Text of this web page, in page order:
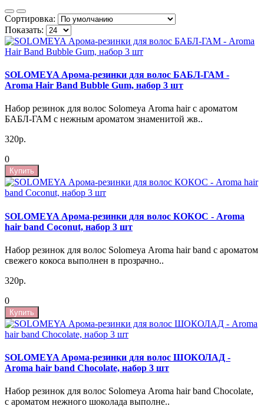
Сортировка:
Показать:
SOLOMEYA Арома-резинки для волос БАБЛ-ГАМ -
Aroma Hair Band Bubble Gum, набор 3 шт
Набор резинок для волос Solomeya Aroma hair с ароматом
БАБЛ-ГАМ с нежным ароматом знаменитой жв..
320р.
0
Купить
SOLOMEYA Арома-резинки для волос КОКОС - Aroma
hair band Coconut, набор 3 шт
Набор резинок для волос Solomeya Aroma hair band с ароматом
свежего кокоса выполнен в прозрачно..
320р.
0
Купить
SOLOMEYA Арома-резинки для волос ШОКОЛАД -
Aroma hair band Chocolate, набор 3 шт
Набор резинок для волос Solomeya Aroma hair band Chocolate,
с ароматом нежного шоколада выполне..